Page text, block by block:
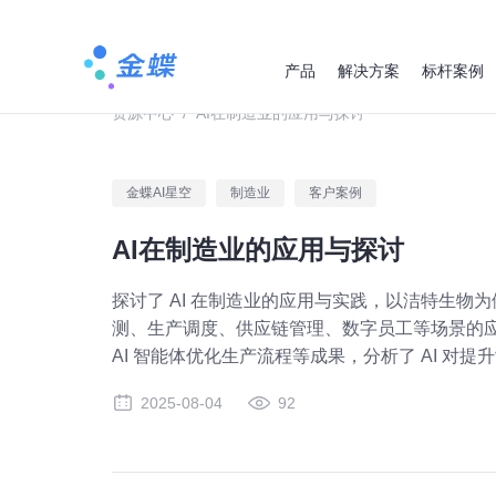
产品 解决方案 标杆案例
资源中心 / AI在制造业的应用与探讨
金蝶AI星空 制造业 客户案例
AI在制造业的应用与探讨
探讨了 AI 在制造业的应用与实践，以洁特生物
测、生产调度、供应链管理、数字员工等场景的
AI 智能体优化生产流程等成果，分析了 AI 对提
2025-08-04 92